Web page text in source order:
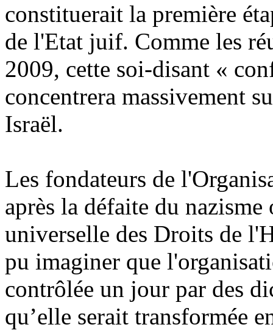
constituerait la première
de l'Etat juif. Comme les
2009, cette soi-disant «
concentrera massivement
Israël.
Les fondateurs de
après la défaite du
universelle des Droits de
pu imaginer que
contrôlée un jour par des
qu’elle serait transformée